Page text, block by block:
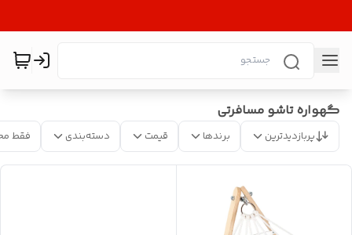
گهواره تاشو مسافرتی
پربازدیدترین برندها قیمت دسته‌بندی فقط